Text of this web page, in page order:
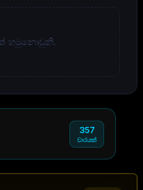
හමුනොවුනි.
357
වාරයක්